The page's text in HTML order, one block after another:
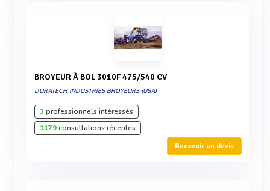
BROYEUR À BOL 3010F 475/540 CV
DURATECH INDUSTRIES BROYEURS (USA)
3 professionnels intéressés
1179consultations récentes
Recevoir un devis